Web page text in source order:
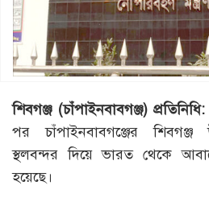
শিবগঞ্জ (চাঁপাইনবাবগঞ্জ) প্রতিনিধি:
পর চাঁপাইনবাবগঞ্জের
স্থলবন্দর দিয়ে ভারত থেকে
হয়েছে।